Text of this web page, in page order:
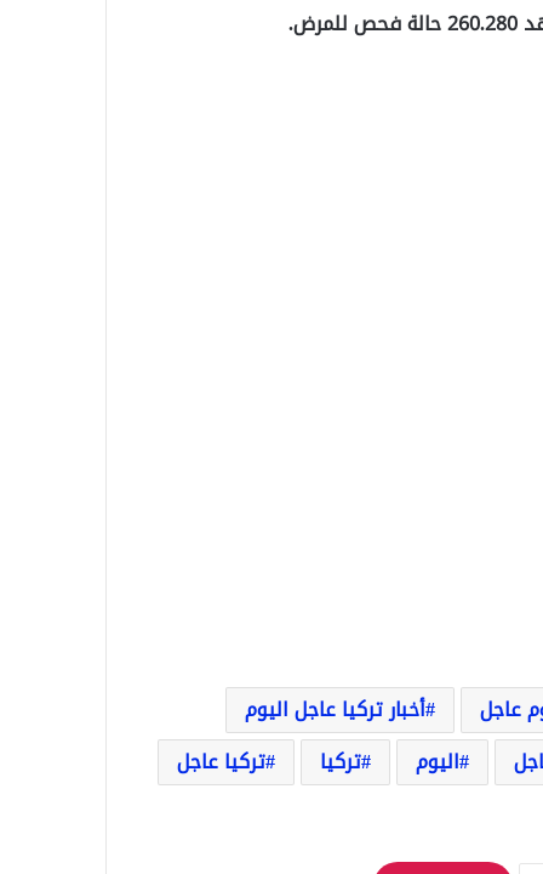
عاجل
أخبار تركيا عاجل اليوم
اليوم تركيا
تركيا عاجل